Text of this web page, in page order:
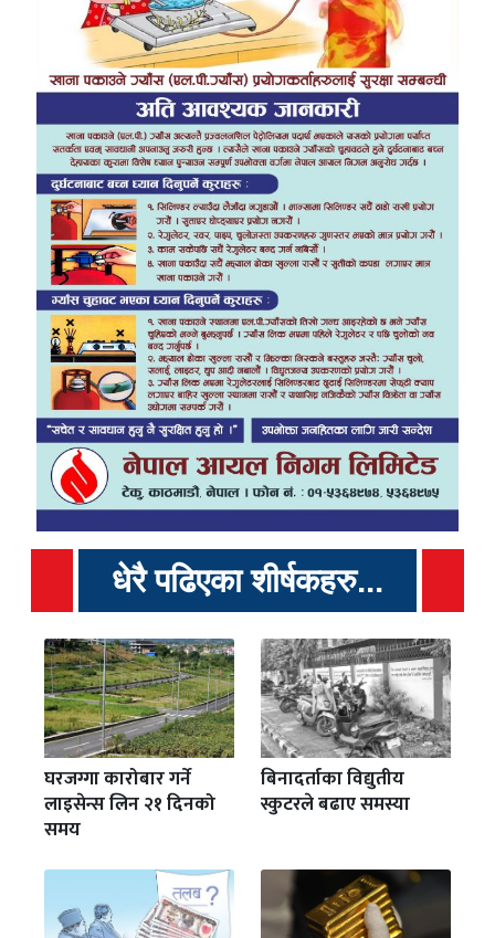
धेरै पढिएका शीर्षकहरु...
घरजग्गा कारोबार गर्ने
लाइसेन्स लिन २१ दिनको
समय
बिनादर्ताका विद्युतीय
स्कुटरले बढाए समस्या